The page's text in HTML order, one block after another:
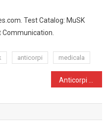
Test Catalog: MuSK
anticorpi medicala